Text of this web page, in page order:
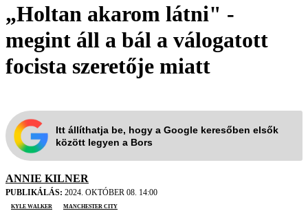
„Holtan akarom látni" -
megint áll a bál a válogatott
focista szeretője miatt
Itt állíthatja be, hogy a Google keresőben elsők
között legyen a Bors
ANNIE KILNER
PUBLIKÁLÁS: 2024. OKTÓBER 08. 14:00
Kyle Walker
Manchester City